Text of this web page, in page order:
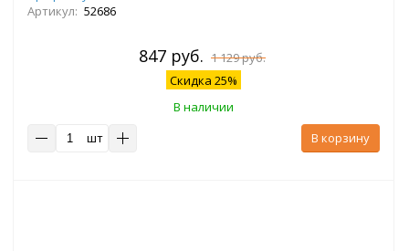
Артикул: 52686
847 руб. 1 129 руб.
Скидка 25%
В наличии
шт
В корзину